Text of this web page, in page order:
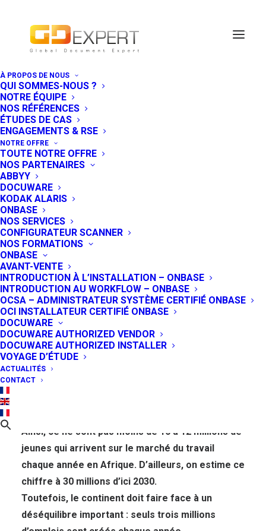
À PROPOS DE NOUS
QUI SOMMES-NOUS ?
NOTRE ÉQUIPE
NOS RÉFÉRENCES
ÉTUDES DE CAS
ENGAGEMENTS & RSE
NOTRE OFFRE
TOUTE NOTRE OFFRE
NOS PARTENAIRES
ABBYY
DOCUWARE
KODAK ALARIS
ONBASE
NOS SERVICES
CONFIGURATEUR SCANNER
NOS FORMATIONS
ONBASE
AVANT-VENTE
INTRODUCTION À L’INSTALLATION – ONBASE
INTRODUCTION AU WORKFLOW – ONBASE
OCSA – ADMINISTRATEUR SYSTÈME CERTIFIÉ ONBASE
OCI INSTALLATEUR CERTIFIÉ ONBASE
DOCUWARE
DOCUWARE AUTHORIZED VENDOR
DOCUWARE AUTHORIZED INSTALLER
VOYAGE D’ÉTUDE
ACTUALITÉS
CONTACT
La jeunesse et la
digitalisation, les
leviers de croissance
du continent Africain
23 DÉCEMBRE 2022 IN POINT DE VUE
Aujourd’hui, l’Afrique se place en haut du podium
en ce qui concerne la population la plus jeune au
Ainsi, ce ne sont pas moins de 10 à 12 millions de
jeunes qui arrivent sur le marché du travail
chaque année en Afrique. D’ailleurs, on estime ce
chiffre à 30 millions d’ici 2030.
Toutefois, le continent doit faire face à un
déséquilibre important : seuls trois millions